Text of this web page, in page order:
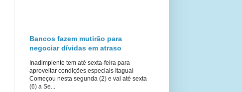
Bancos fazem mutirão para
negociar dívidas em atraso
Inadimplente tem até sexta-feira para
aproveitar condições especiais Itaguaí -
Começou nesta segunda (2) e vai até sexta
(6) a Se...